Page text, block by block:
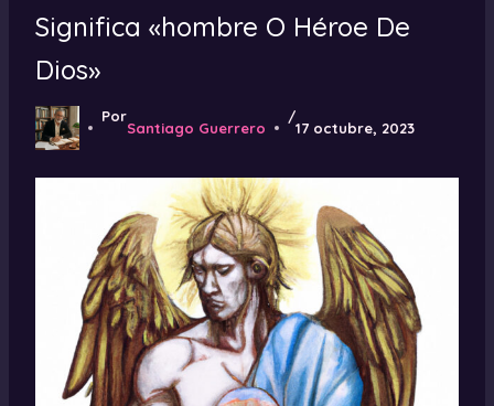
Significa «hombre O Héroe De
Dios»
Por
Santiago Guerrero
/
17 octubre, 2023